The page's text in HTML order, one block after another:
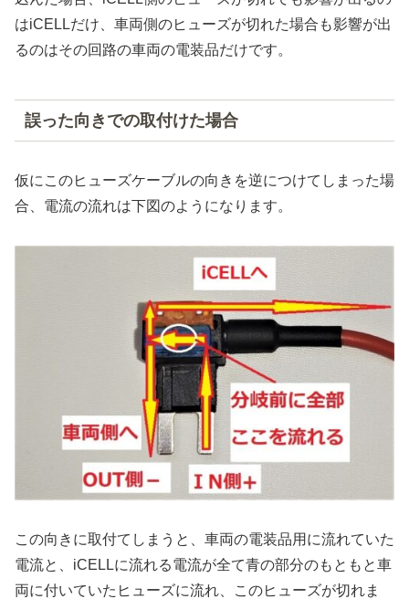
はiCELLだけ、車両側のヒューズが切れた場合も影響が出
るのはその回路の車両の電装品だけです。
誤った向きでの取付けた場合
仮にこのヒューズケーブルの向きを逆につけてしまった場
合、電流の流れは下図のようになります。
この向きに取付てしまうと、車両の電装品用に流れていた
電流と、iCELLに流れる電流が全て青の部分のもともと車
両に付いていたヒューズに流れ、このヒューズが切れま